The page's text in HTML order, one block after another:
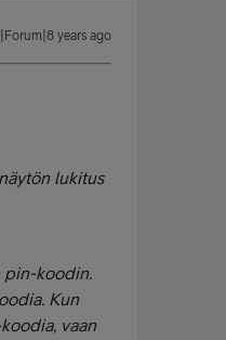
years ago
lukitus
pin-koodin.
Kun
vaan